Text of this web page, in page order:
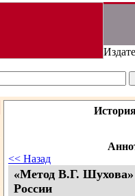
<< Назад
«Метод В.Г.
России